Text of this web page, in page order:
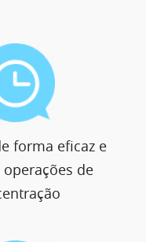
forma eficaz e
operações de